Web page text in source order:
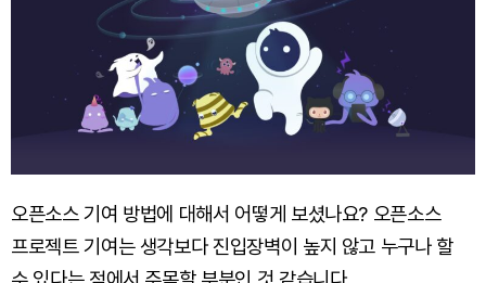
오픈소스 기여 방법에 대해서 어떻게 보셨나요? 오픈소스
프로젝트 기여는 생각보다 진입장벽이 높지 않고 누구나 할